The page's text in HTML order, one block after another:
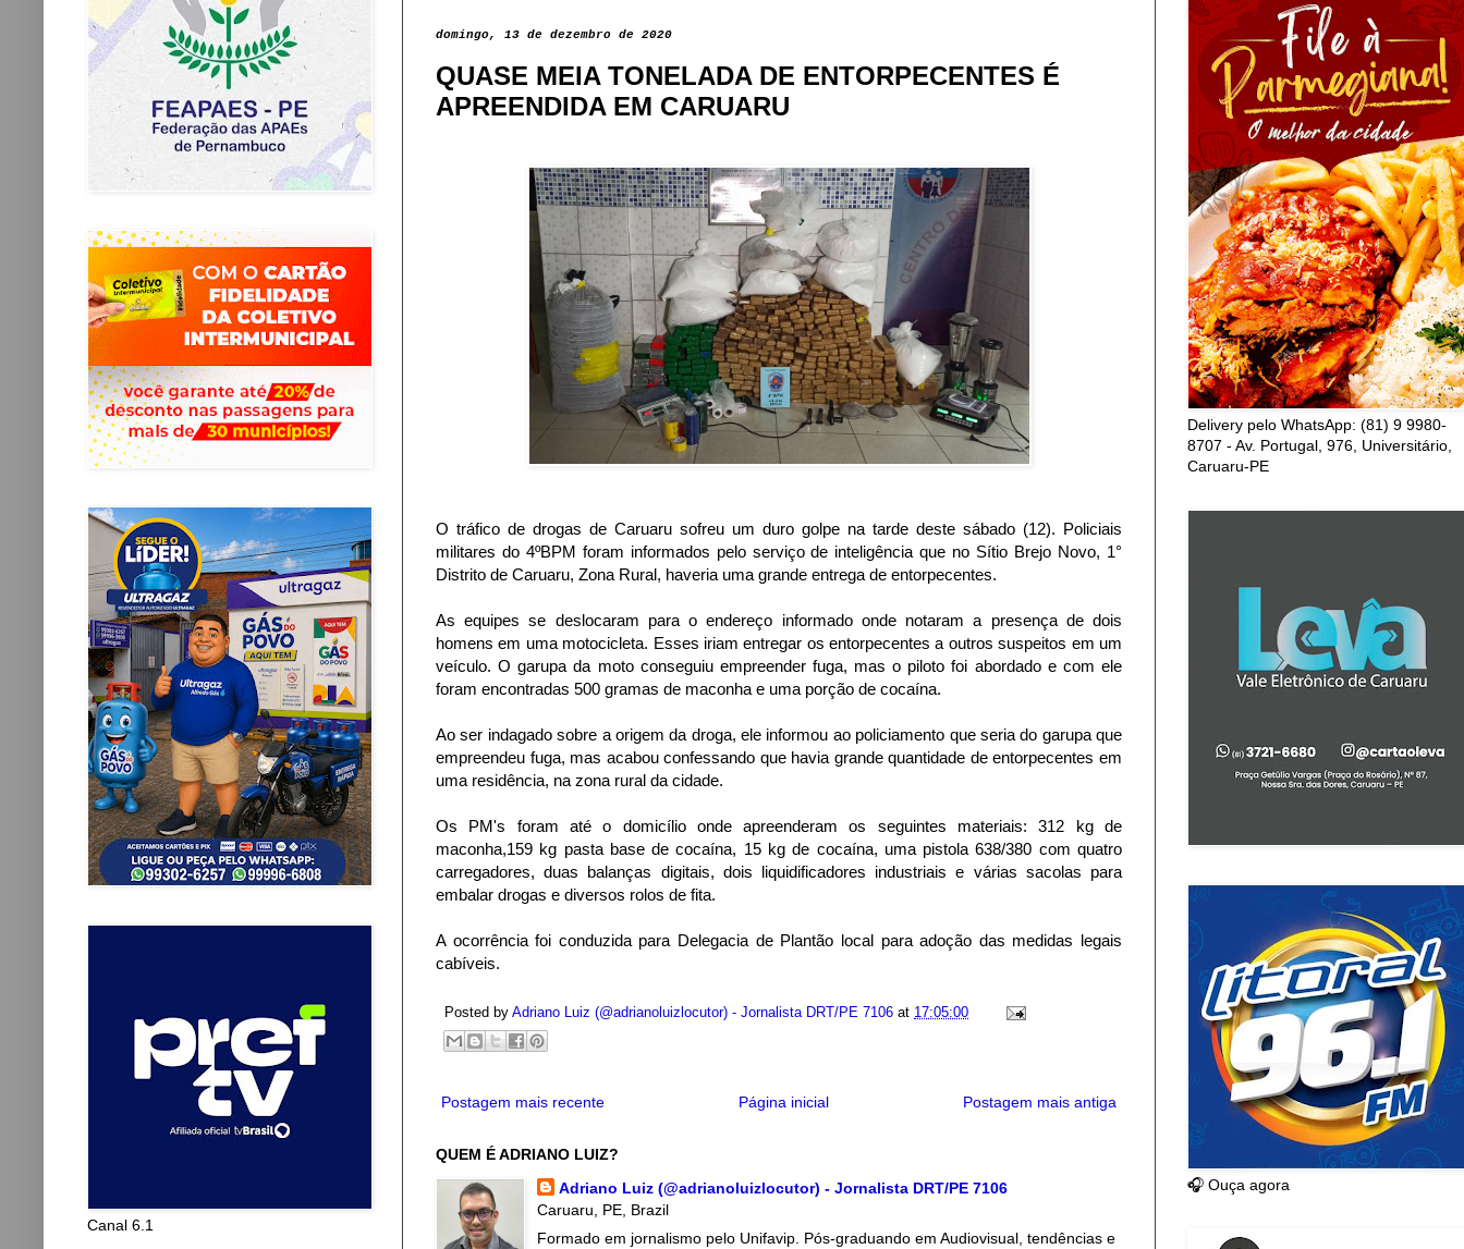
domingo, 13 de dezembro de 2020
QUASE MEIA TONELADA DE ENTORPECENTES É
APREENDIDA EM CARUARU
O tráfico de drogas de Caruaru sofreu um duro golpe na tarde deste sábado (12). Policiais
militares do 4ºBPM foram informados pelo serviço de inteligência que no Sítio Brejo Novo, 1°
Distrito de Caruaru, Zona Rural, haveria uma grande entrega de entorpecentes.
As equipes se deslocaram para o endereço informado onde notaram a presença de dois
homens em uma motocicleta. Esses iriam entregar os entorpecentes a outros suspeitos em um
veículo. O garupa da moto conseguiu empreender fuga, mas o piloto foi abordado e com ele
foram encontradas 500 gramas de maconha e uma porção de cocaína.
Ao ser indagado sobre a origem da droga, ele informou ao policiamento que seria do garupa que
empreendeu fuga, mas acabou confessando que havia grande quantidade de entorpecentes em
uma residência, na zona rural da cidade.
Os PM's foram até o domicílio onde apreenderam os seguintes materiais: 312 kg de
maconha,159 kg pasta base de cocaína, 15 kg de cocaína, uma pistola 638/380 com quatro
carregadores, duas balanças digitais, dois liquidificadores industriais e várias sacolas para
embalar drogas e diversos rolos de fita.
A ocorrência foi conduzida para Delegacia de Plantão local para adoção das medidas legais
cabíveis.
Posted by Adriano Luiz (@adrianoluizlocutor) - Jornalista DRT/PE 7106 at 17:05:00
Postagem mais recente Postagem mais antiga
Página inicial
QUEM É ADRIANO LUIZ?
Adriano Luiz (@adrianoluizlocutor) - Jornalista DRT/PE 7106
Caruaru, PE, Brazil
Formado em jornalismo pelo Unifavip. Pós-graduando em Audiovisual, tendências e
Canal 6.1
Delivery pelo WhatsApp: (81) 9 9980-
8707 - Av. Portugal, 976, Universitário,
Caruaru-PE
🎧 Ouça agora